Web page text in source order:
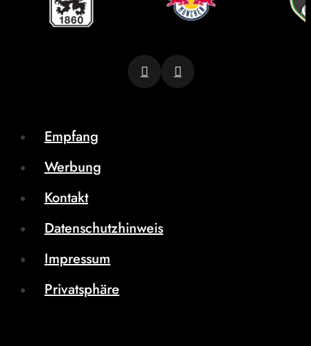
Empfang
Werbung
Kontakt
Datenschutzhinweis
Impressum
Privatsphäre